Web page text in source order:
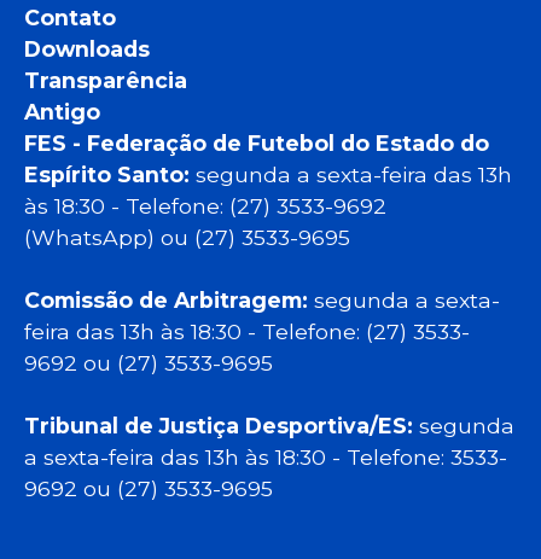
Contato
Downloads
Transparência
Antigo
FES - Federação de Futebol do Estado do
Espírito Santo: segunda a sexta-feira das 13h
às 18:30 - Telefone: (27) 3533-9692
(WhatsApp) ou (27) 3533-9695
Comissão de Arbitragem: segunda a sexta-
feira das 13h às 18:30 - Telefone: (27) 3533-
9692 ou (27) 3533-9695
Tribunal de Justiça Desportiva/ES: segunda
a sexta-feira das 13h às 18:30 - Telefone: 3533-
9692 ou (27) 3533-9695